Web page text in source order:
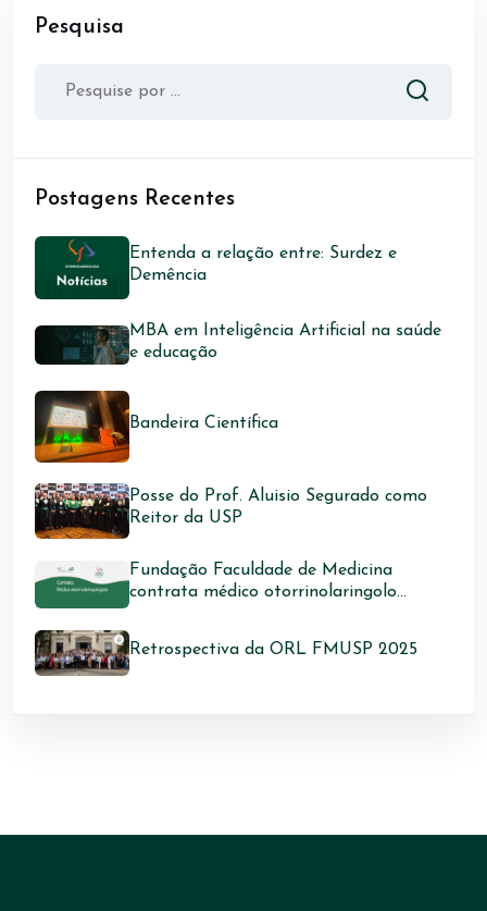
Pesquisa
Postagens Recentes
Entenda a relação entre: Surdez e
Demência
MBA em Inteligência Artificial na saúde
e educação
Bandeira Científica
Posse do Prof. Aluisio Segurado como
Reitor da USP
Fundação Faculdade de Medicina
contrata médico otorrinolaringolo...
Retrospectiva da ORL FMUSP 2025